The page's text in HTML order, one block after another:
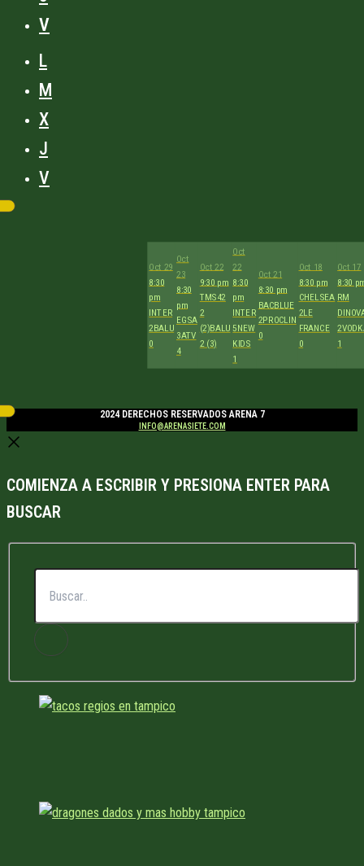
V
L
M
X
J
V
Oct 29
8:30
pm
INTER
2BALU
0
Oct
23
8:30
pm
EGSA
3ATV
4
Oct 22
9:30 pm
TMS42
2
(2)BALU
2 (3)
Oct
22
8:30
pm
INTER
5NEW
KIDS
1
Oct 21
8:30 pm
BACBLUE
2PROCLIN
0
Oct 18
8:30 pm
CHELSEA
2LE
FRANCE
0
Oct 17
8:30
RM
2
1
2024 DERECHOS RESERVADOS ARENA 7
INFO@ARENASIETE.COM
COMIENZA A ESCRIBIR Y PRESIONA ENTER PARA
BUSCAR